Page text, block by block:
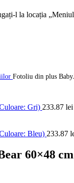
l la locația „Meniul
Fotoliu din plus
Gri) 233.87 lei
Bleu) 233.87
60×48 cm